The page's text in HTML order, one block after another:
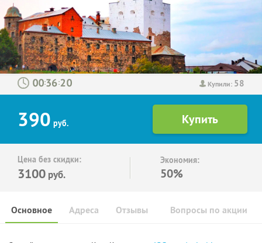
Купили: 58
: :
390 руб.
Цена без скидки:
3100 руб.
Экономия:
50%
Основное Отзывы Вопросы по акции
Адреса